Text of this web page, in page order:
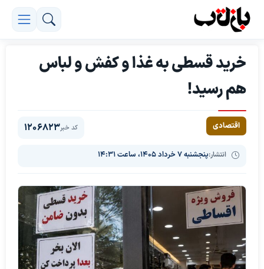
خرید قسطی به غذا و کفش و لباس
هم رسید!
اقتصادی
انتشار:پنجشنبه ۷ خرداد ۱۴۰۵، ساعت ۱۴:۳۱
کد خبر1206823